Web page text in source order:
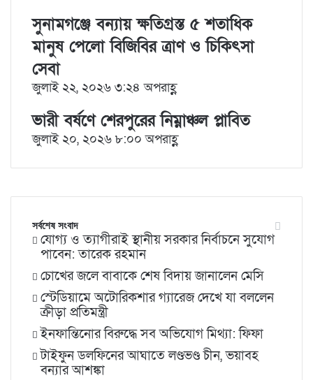
সুনামগঞ্জে বন্যায় ক্ষতিগ্রস্ত ৫ শতাধিক
মানুষ পেলো বিজিবির ত্রাণ ও চিকিৎসা
সেবা
জুলাই ২২, ২০২৬ ৩:২৪ অপরাহ্ণ
ভারী বর্ষণে শেরপুরের নিম্নাঞ্চল প্লাবিত
জুলাই ২০, ২০২৬ ৮:০০ অপরাহ্ণ
সর্বশেষ সংবাদ
যোগ্য ও ত্যাগীরাই স্থানীয় সরকার নির্বাচনে সুযোগ
পাবেন: তারেক রহমান
চোখের জলে বাবাকে শেষ বিদায় জানালেন মেসি
স্টেডিয়ামে অটোরিকশার গ্যারেজ দেখে যা বললেন
ক্রীড়া প্রতিমন্ত্রী
ইনফান্তিনোর বিরুদ্ধে সব অভিযোগ মিথ্যা: ফিফা
টাইফুন ডলফিনের আঘাতে লণ্ডভণ্ড চীন, ভয়াবহ
বন্যার আশঙ্কা